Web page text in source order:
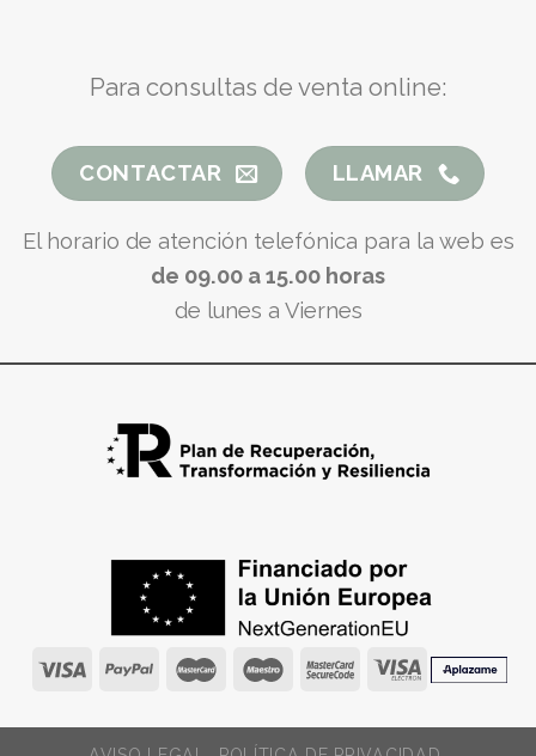
Para consultas de venta online:
CONTACTAR LLAMAR
El horario de atención telefónica para la web es
de 09.00 a 15.00 horas
de lunes a Viernes